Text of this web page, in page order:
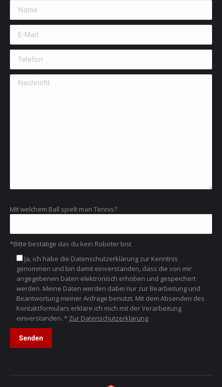
Mit welchem Ball spielt man Tennis?
*Bitte bestätige das du kein Roboter bist
Ja, ich habe die Datenschutzerklärung zur Kenntnis
genommen und bin damit einverstanden, dass die von mir
angegebenen Daten elektronisch erhoben und gespeichert
werden. Meine Daten werden dabei nur zur Bearbeitung und
Beantwortung meiner Anfrage benutzt. Mit dem Absenden des
Kontaktformulars erkläre ich mich mit der Verarbeitung
einverstanden. * Zur Datenschutzerklärung